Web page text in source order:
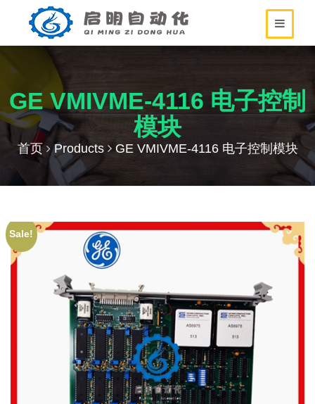
GE VMIVME-4116 电子控制
模块
首页 Products GE VMIVME-4116 电子控制模块
Sale!